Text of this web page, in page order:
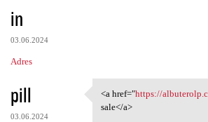
in
03.06.2024
Adres
pill
03.06.2024
<a href="https://
<a href="https://
sale</a>